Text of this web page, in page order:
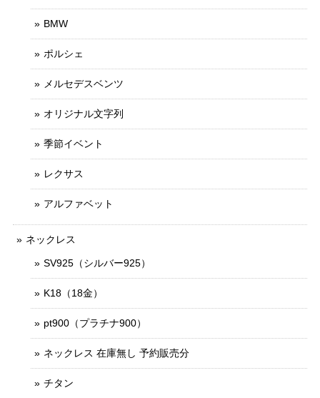
BMW
ポルシェ
メルセデスベンツ
オリジナル文字列
季節イベント
レクサス
アルファベット
ネックレス
SV925（シルバー925）
K18（18金）
pt900（プラチナ900）
ネックレス 在庫無し 予約販売分
チタン